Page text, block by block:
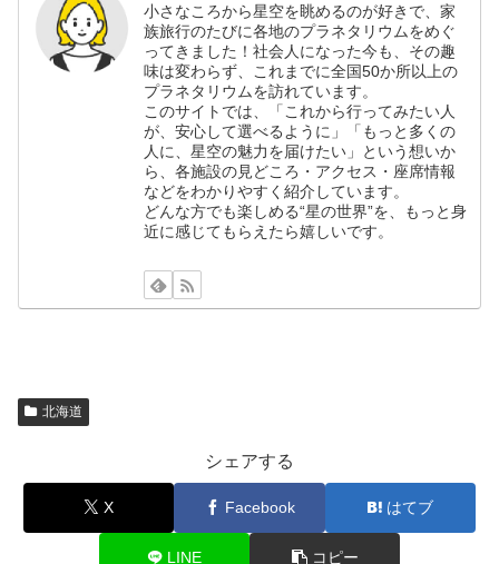
小さなころから星空を眺めるのが好きで、家
族旅行のたびに各地のプラネタリウムをめぐ
ってきました！社会人になった今も、その趣
味は変わらず、これまでに全国50か所以上の
プラネタリウムを訪れています。
このサイトでは、「これから行ってみたい人
が、安心して選べるように」「もっと多くの
人に、星空の魅力を届けたい」という想いか
ら、各施設の見どころ・アクセス・座席情報
などをわかりやすく紹介しています。
どんな方でも楽しめる“星の世界”を、もっと身
近に感じてもらえたら嬉しいです。
北海道
シェアする
X Facebook はてブ
LINE コピー